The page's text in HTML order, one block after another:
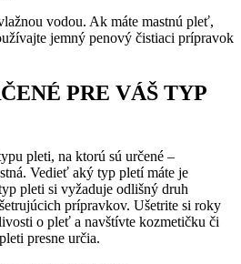
vodou. Ak máte mastnú pleť,
jemný penový čistiaci prípravok
PRE VÁŠ TYP
pleti, na ktorú sú určené –
Vedieť aký typ pletí máte je
pleti si vyžaduje odlišný druh
prípravkov. Ušetrite si roky
o pleť a navštívte kozmetičku či
presne určia.